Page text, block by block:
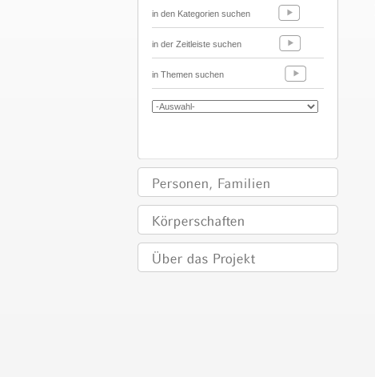
in den Kategorien suchen
in der Zeitleiste suchen
in Themen suchen